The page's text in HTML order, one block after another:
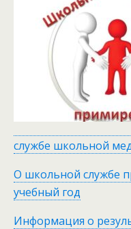
службе школьной
О школьной службе
учебный год
Информация о